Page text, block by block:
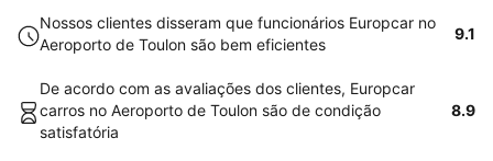
Nossos clientes disseram que funcionários Europcar no
Aeroporto de Toulon são bem eficientes
9.1
De acordo com as avaliações dos clientes, Europcar
carros no Aeroporto de Toulon são de condição
satisfatória
8.9